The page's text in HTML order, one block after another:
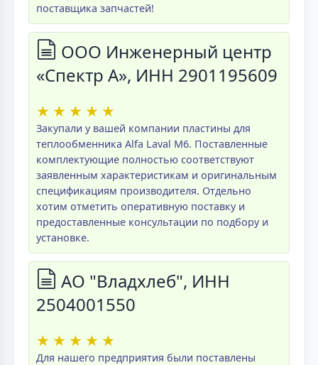
поставщика запчастей!
ООО Инженерный центр
«Спектр А», ИНН 2901195609
★ ★ ★ ★ ★
Закупали у вашей компании пластины для
теплообменника Alfa Laval M6. Поставленные
комплектующие полностью соответствуют
заявленным характеристикам и оригинальным
спецификациям производителя. Отдельно
хотим отметить оперативную поставку и
предоставленные консультации по подбору и
установке.
АО "Владхлеб", ИНН
2504001550
★ ★ ★ ★ ★
Для нашего предприятия были поставлены